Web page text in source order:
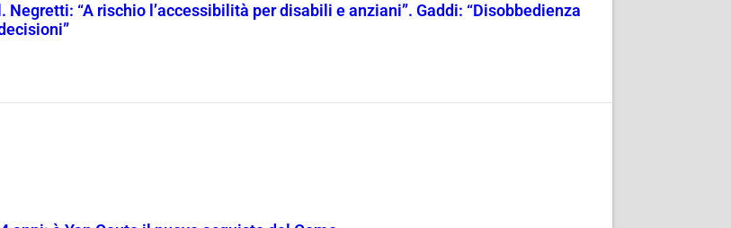
Negretti: “A rischio l’accessibilità per disabili e anziani”. Gaddi: “Disobbedienza